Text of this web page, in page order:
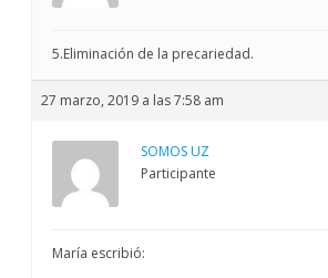
5.Eliminación de la precariedad.
27 marzo, 2019 a las 7:58 am
SOMOS UZ
Participante
María escribió: